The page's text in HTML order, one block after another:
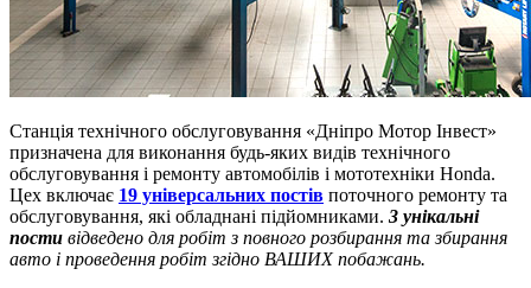
Станція технічного обслуговування «Дніпро Мотор Інвест»
призначена для виконання будь-яких видів технічного
обслуговування і ремонту автомобілів і мототехніки Honda.
Цех включає 19 універсальних постів поточного ремонту та
обслуговування, які обладнані підйомниками. 3 унікальні
пости відведено для робіт з повного розбирання та збирання
авто і проведення робіт згідно ВАШИХ побажань.